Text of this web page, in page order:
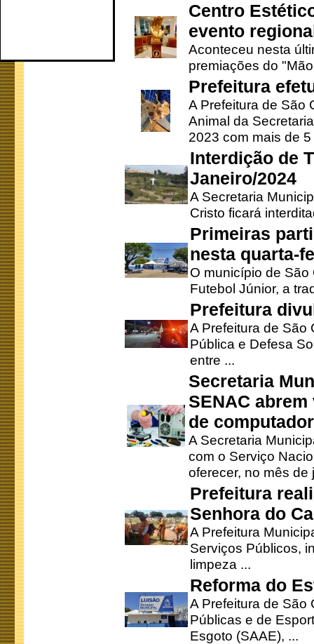
Centro
evento
Aconteceu nesta
premiações do
Prefeitura
A Prefeitura de São
Animal da
2023 com mais de 5
Interdição de
Janeiro/2024
A Secretaria
Cristo ficará
Primeiras
nesta quarta-
O município de
Futebol Júnior, a
Prefeitura
A Prefeitura de São
Pública e Defesa
entre ...
Secretaria
SENAC
de
A Secretaria
com o Serviço
oferecer, no mês de
Prefeitura
Senhora do
A Prefeitura
Serviços Públicos,
limpeza ...
Reforma do
A Prefeitura de São
Públicas e de
Esgoto (SAAE), ...